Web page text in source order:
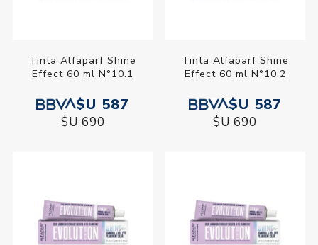
Tinta Alfaparf Shine
Effect 60 ml N°10.1
$U 587
$U 690
Tinta Alfaparf Shine
Effect 60 ml N°10.2
$U 587
$U 690